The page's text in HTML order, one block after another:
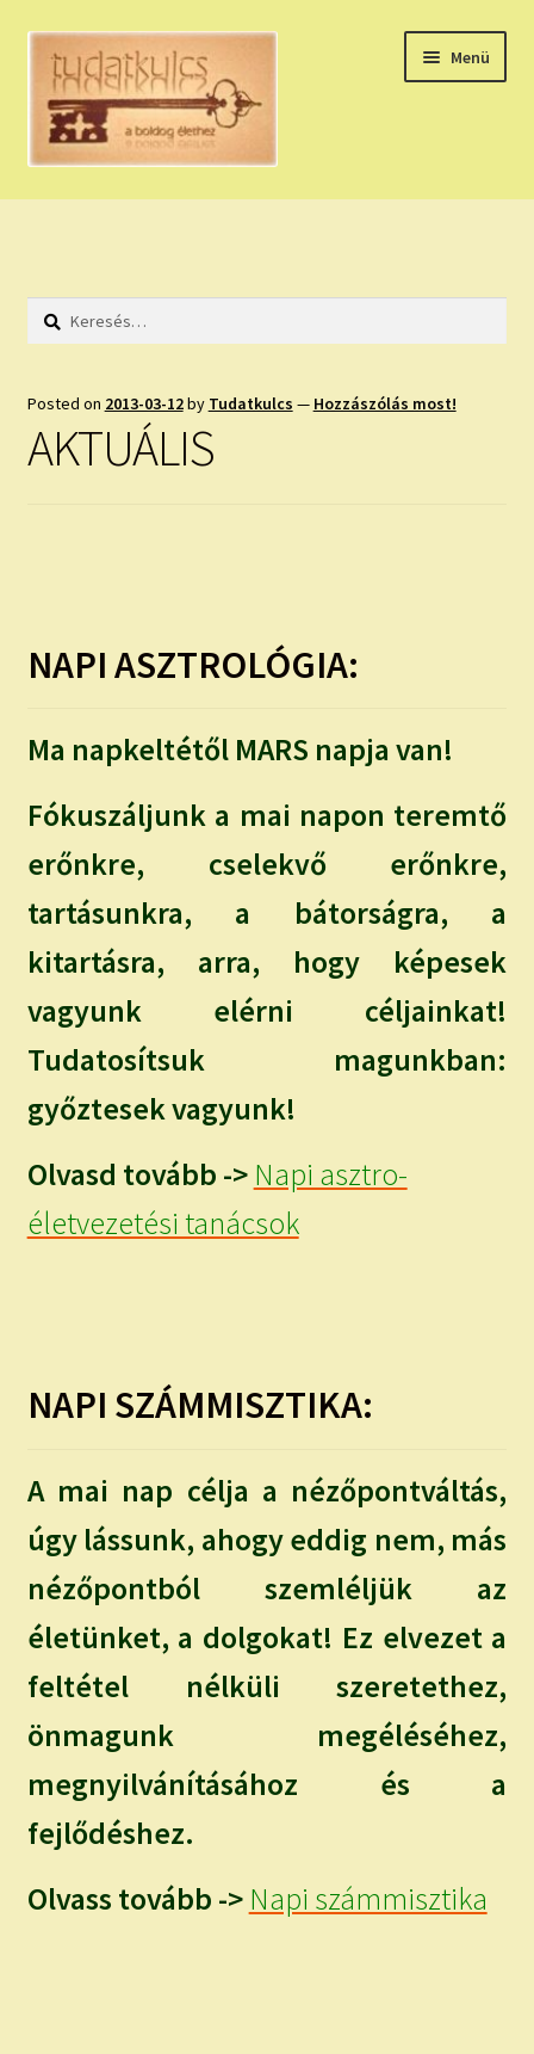
Ugrás
navigációhoz
Kilépés
tartalomba
Menü
HÚZZ EGY KÁRTYÁT!
HOLDNAPTÁR
NAPI ASZTROLÓGIA
TAROT ELEMZÉS MEGRENDELÉSE LIMITÁLT!
AJÁNDÉKOKKAL!
Keresés:
Posted on 2013-03-12by Tudatkulcs — Hozzászólás most!
AKTUÁLIS
NAPI ASZTROLÓGIA:
Ma napkeltétől MARS napja van!
Fókuszáljunk a mai napon teremtő
erőnkre, cselekvő erőnkre,
tartásunkra, a bátorságra, a
kitartásra, arra, hogy képesek
vagyunk elérni céljainkat!
Tudatosítsuk magunkban:
győztesek vagyunk!
Olvasd tovább -> Napi asztro-
életvezetési tanácsok
NAPI SZÁMMISZTIKA:
A mai nap célja a nézőpontváltás,
úgy lássunk, ahogy eddig nem, más
nézőpontból szemléljük az
életünket, a dolgokat! Ez elvezet a
feltétel nélküli szeretethez,
önmagunk megéléséhez,
megnyilvánításához és a
fejlődéshez.
Olvass tovább -> Napi számmisztika